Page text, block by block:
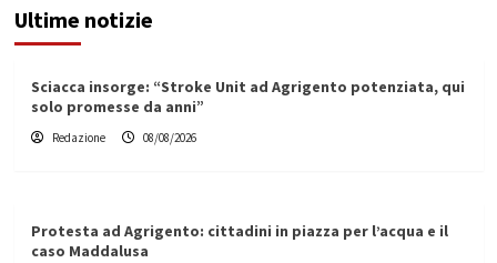
Ultime notizie
Sciacca insorge: “Stroke Unit ad Agrigento potenziata, qui
solo promesse da anni”
Redazione 08/08/2026
Protesta ad Agrigento: cittadini in piazza per l’acqua e il
caso Maddalusa